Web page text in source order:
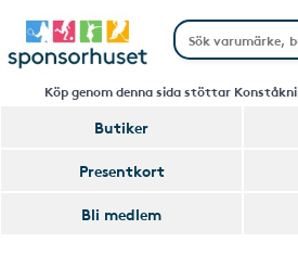
Köp genom denna sida stöttar
Butiker
Presentkort
Bli medlem